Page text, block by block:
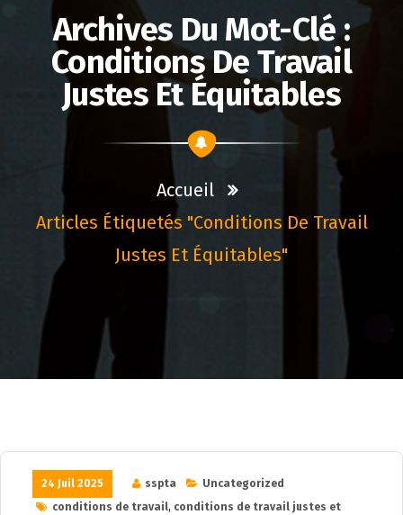
Archives Du Mot-Clé :
Conditions De Travail
Justes Et Équitables
Accueil
Articles Étiquetés "conditions De Travail
Justes Et Équitables"
24 Juil 2025 sspta
Uncategorized
conditions de travail, conditions de travail justes et